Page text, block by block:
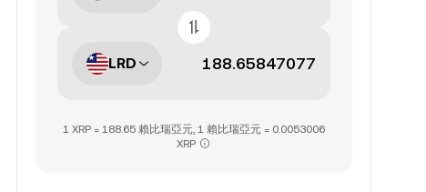
LRD
1 XRP = 188.65 賴比瑞亞元, 1 賴比瑞亞元 = 0.0053006
XRP